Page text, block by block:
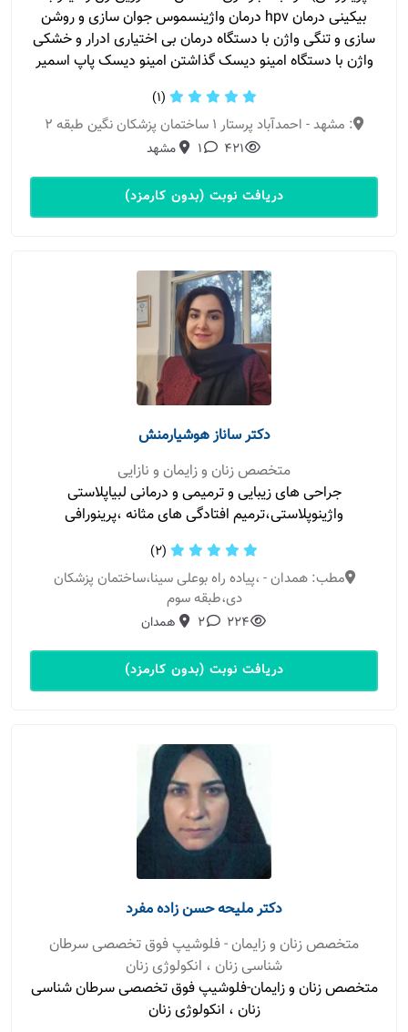
بیکینی درمان hpv درمان واژینسموس جوان سازی و روشن
سازی و تنگی واژن با دستگاه درمان بی اختیاری ادرار و خشکی
واژن با دستگاه امینو دیسک گذاشتن امینو دیسک پاپ اسمیر
(1)
: مشهد - احمدآباد پرستار 1 ساختمان پزشکان نگین طبقه 2
421
1 مشهد
دریافت نوبت (بدون کارمزد)
دکتر ساناز هوشیارمنش
متخصص زنان و زایمان و نازایی
جراحی های زیبایی و ترمیمی و درمانی لبیاپلاستی
واژینوپلاستی،ترمیم افتادگی های مثانه ،پرینورافی
(2)
مطب: همدان - ،پیاده راه بوعلی سینا،ساختمان پزشکان
دی،طبقه سوم
224
2 همدان
دریافت نوبت (بدون کارمزد)
دکتر ملیحه حسن زاده مفرد
متخصص زنان و زایمان - فلوشیپ فوق تخصصی سرطان
شناسی زنان ، انکولوژی زنان
متخصص زنان و زایمان-فلوشیپ فوق تخصصی سرطان شناسی
زنان ، انکولوژی زنان